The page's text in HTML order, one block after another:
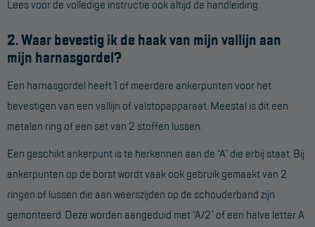
Lees voor de volledige instructie ook altijd de handleiding.
2. Waar bevestig ik de haak van mijn vallijn aan
mijn harnasgordel?
Een harnasgordel heeft 1 of meerdere ankerpunten voor het
bevestigen van een vallijn of valstopapparaat. Meestal is dit een
metalen ring of een set van 2 stoffen lussen.
Een geschikt ankerpunt is te herkennen aan de “A” die erbij staat. Bij
ankerpunten op de borst wordt vaak ook gebruik gemaakt van 2
ringen of lussen die aan weerszijden op de schouderband zijn
gemonteerd. Deze worden aangeduid met “A/2” of een halve letter A